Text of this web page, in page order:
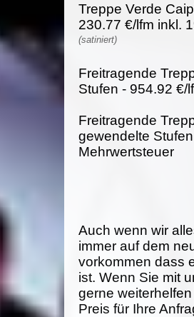
Treppe Verde
230.77 €/lfm inkl.
(satiniert)
Freitragende
Stufen - 954.92 €/
Freitragende
gewendelte
Mehrwertsteuer
Auch wenn wir
immer auf dem
vorkommen dass
ist. Wenn Sie mit
gerne
Preis für Ihre